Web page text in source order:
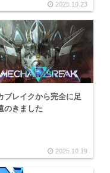
2025.10.23
ブレイクから完全に足
のきました
2025.10.19